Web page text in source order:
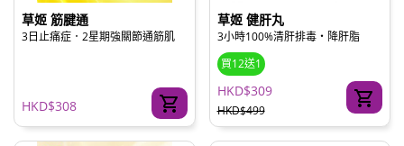
草姬 筋腱通
3日止痛症．2星期強關節通筋肌
HKD$308
草姬 健肝丸
3小時100%清肝排毒‧降肝脂
買12送1
HKD$309
HKD$499